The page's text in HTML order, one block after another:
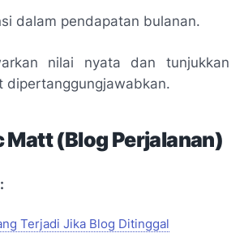
dalam pendapatan bulanan.
nilai nyata dan tunjukkan
dipertanggungjawabkan.
Matt (Blog Perjalanan)
Terjadi Jika Blog Ditinggal